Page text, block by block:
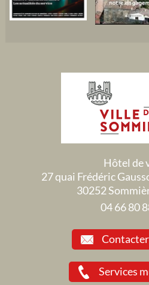
Hôtel de
27 quai Frédéric
30252
04 66 80
Services